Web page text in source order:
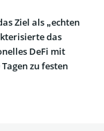
Ziel als „echten
das
DeFi mit
zu festen